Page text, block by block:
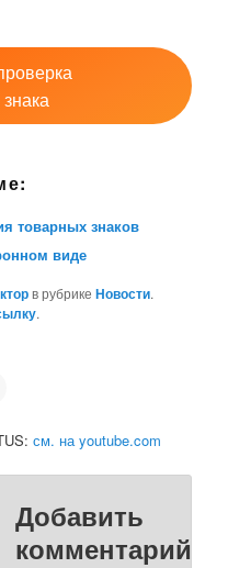
товарных знаков
виде
в рубрикеНовости.
.
см. на youtube.com
Добавить
комментарий